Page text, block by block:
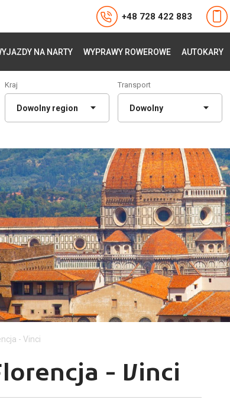
+48 728 422 883
NA NARTY WYPRAWY ROWEROWE AUTOKARY
Kraj Transport
- Vinci
- Vinci